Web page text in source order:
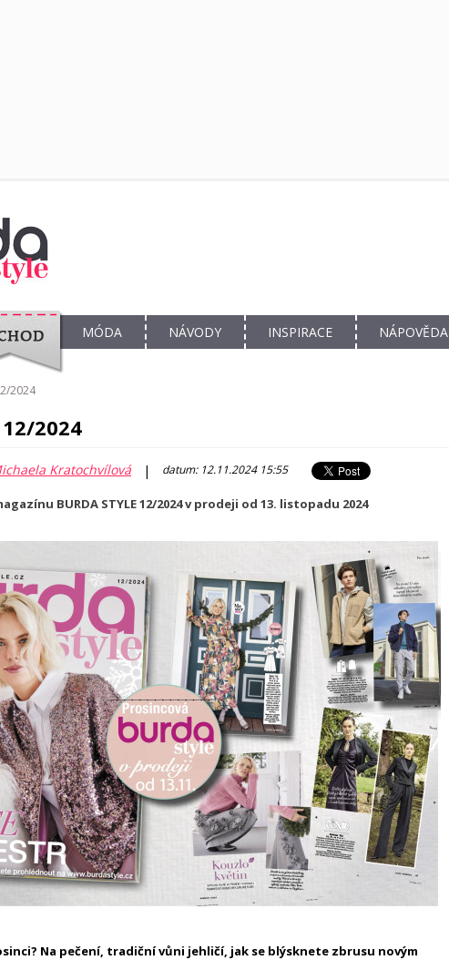
MÓDA NÁVODY INSPIRACE NÁPOVĚDA
2024
2024
Kratochvílová | datum: 12.11.2024 15:55
BURDA STYLE 12/2024 v prodeji od 13. listopadu 2024
Na pečení, tradiční vůni jehličí, jak se blýsknete zbrusu novým